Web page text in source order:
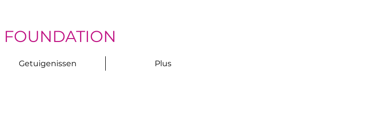
FOUNDATION
Getuigenissen Plus